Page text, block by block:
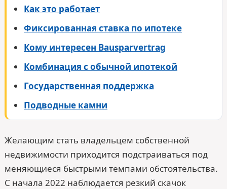
Как это работает
Фиксированная ставка по ипотеке
Кому интересен Bausparvertrag
Комбинация с обычной ипотекой
Государственная поддержка
Подводные камни
Желающим стать владельцем собственной
недвижимости приходится подстраиваться под
меняющиеся быстрыми темпами обстоятельства.
С начала 2022 наблюдается резкий скачок